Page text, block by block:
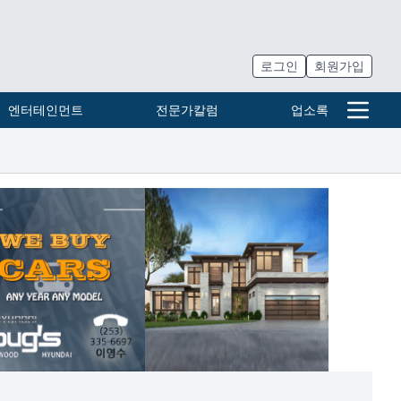
로그인 회원가입
엔터테인먼트 전문가칼럼 업소록